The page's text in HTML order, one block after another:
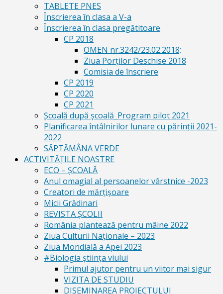
TABLETE PNES
Înscrierea în clasa a V-a
Înscrierea în clasa pregătitoare
CP 2018
OMEN nr.3242/23.02.2018;
Ziua Porților Deschise 2018
Comisia de înscriere
CP 2019
CP 2020
CP 2021
Școală după școală_Program pilot 2021
Planificarea întâlnirilor lunare cu părinții 2021-
2022
SĂPTĂMÂNA VERDE
ACTIVITĂȚILE NOASTRE
ECO – ŞCOALĂ
Anul omagial al persoanelor vârstnice -2023
Creatori de mărțișoare
Micii Grădinari
REVISTA ŞCOLII
România plantează pentru mâine 2022
Ziua Culturii Naționale – 2023
Ziua Mondială a Apei 2023
#Biologia știința viului
Primul ajutor pentru un viitor mai sigur
VIZITA DE STUDIU
DISEMINAREA PROIECTULUI